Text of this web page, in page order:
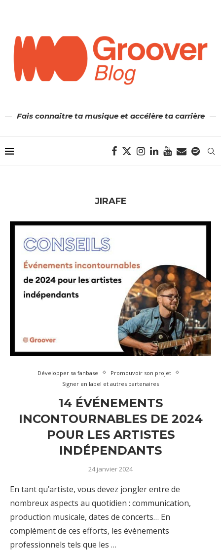
Fais connaître ta musique et accélère ta carrière
JIRAFE
Développer sa fanbase
Promouvoir son projet
Signer en label et autres partenaires
14 ÉVÉNEMENTS
INCONTOURNABLES DE 2024
POUR LES ARTISTES
INDÉPENDANTS
24 janvier 2024
En tant qu’artiste, vous devez jongler entre de
nombreux aspects au quotidien : communication,
production musicale, dates de concerts… En
complément de ces efforts, les événements
professionnels tels que les …